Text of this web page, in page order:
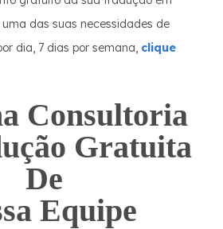
das suas necessidades de
dia, 7 dias por semana, clique
Consultoria
Gratuita
De
Equipe